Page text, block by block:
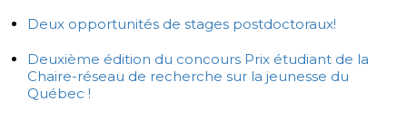
Deux opportunités de stages postdoctoraux!
Deuxième édition du concours Prix étudiant de la
Chaire-réseau de recherche sur la jeunesse du
Québec !